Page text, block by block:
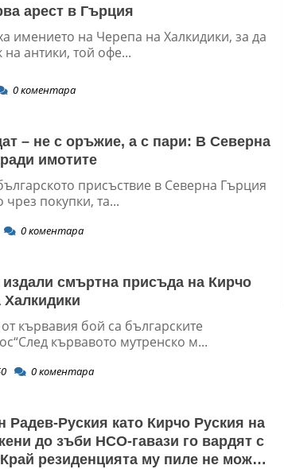
арест в Гърция
имението на Черепа на Халкидики, за да
антики, той офе...
0коментара
– не с оръжие, а с пари: В Северна
имотите
присъствие в Северна Гърция
чрез покупки, та...
0коментара
смъртна присъда на Кирчо
Халкидики
кървавия бой са българските
кървавото мутренско м...
0коментара
Радев-Руския като Кирчо Руския на
до зъби НСО-гавази го вардят с
резиденцията му пиле не може